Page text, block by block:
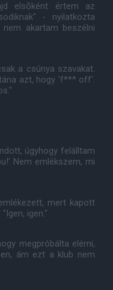
elsõként értem az
- nyilatkozta
nem akartam beszélni
a csúnya szavakat.
azt, hogy 'f*** off'.
úgyhogy felálltam
Nem emlékszem, mi
mert kapott
igen."
megpróbálta elérni,
ám ezt a klub nem